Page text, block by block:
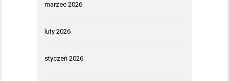
marzec 2026
luty 2026
styczeń 2026